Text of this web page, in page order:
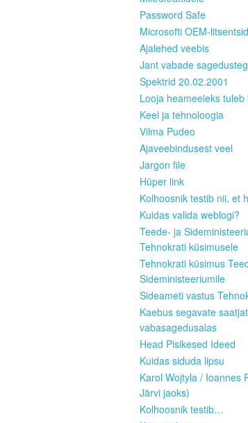
Password Safe
Microsofti OEM-
Ajalehed veebis
Jant vabade
Spektrid 20.02.2001
Looja heameeleks
Keel ja tehnoloogia
Vilma Pudeo
Ajaveebindusest veel
Jargon file
Hüper link
Kolhoosnik testib nii, et
Kuidas valida weblogi?
Teede- ja
Tehnokrati küsimusele
Tehnokrati küsimus
Sideministeeriumile
Sideameti vastus
Kaebus segavate
vabasagedusalas
Head Pisikesed Ideed
Kuidas siduda lipsu
Karol Wojtyla / Ioannes
Järvi jaoks)
Kolhoosnik testib…